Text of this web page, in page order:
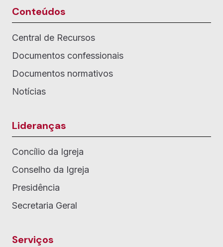
Conteúdos
Central de Recursos
Documentos confessionais
Documentos normativos
Notícias
Lideranças
Concílio da Igreja
Conselho da Igreja
Presidência
Secretaria Geral
Serviços